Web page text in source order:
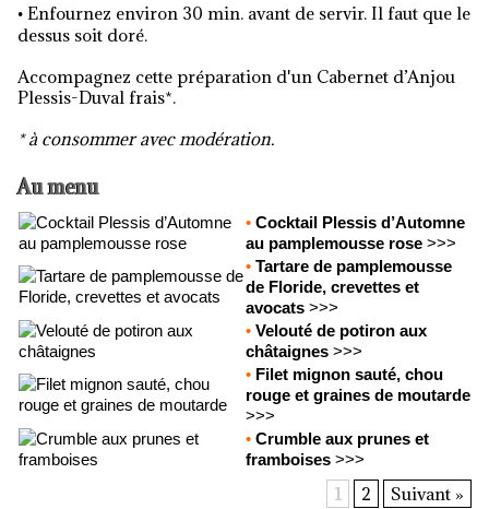
• Enfournez environ 30 min. avant de servir. Il faut que le
dessus soit doré.
Accompagnez cette préparation d'un Cabernet d’Anjou
Plessis-Duval frais*.
* à consommer avec modération.
Au menu
• Cocktail Plessis d’Automne
au pamplemousse rose >>>
• Tartare de pamplemousse
de Floride, crevettes et
avocats >>>
• Velouté de potiron aux
châtaignes >>>
• Filet mignon sauté, chou
rouge et graines de moutarde
>>>
• Crumble aux prunes et
framboises >>>
1 2 Suivant »